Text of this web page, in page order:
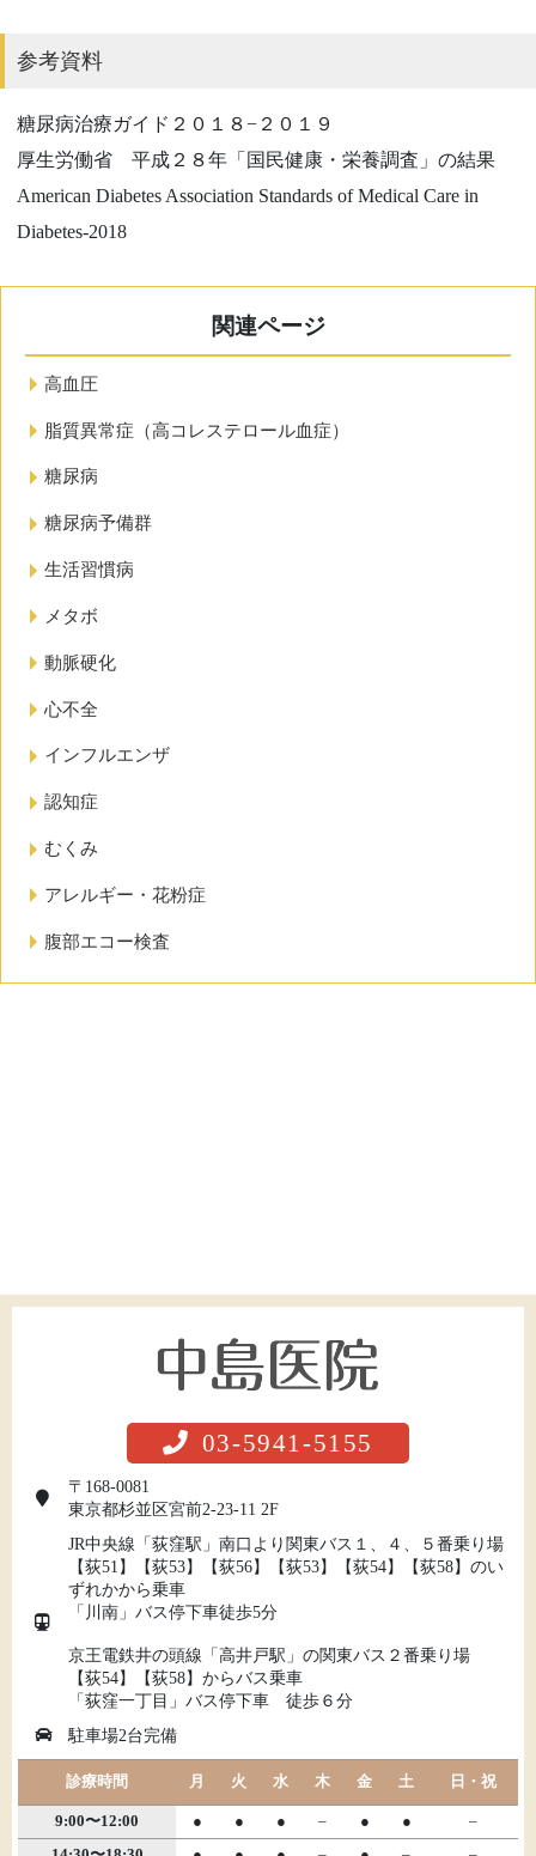
参考資料
糖尿病治療ガイド２０１８−２０１９
厚生労働省 平成２８年「国民健康・栄養調査」の結果
American Diabetes Association Standards of Medical Care in
Diabetes-2018
関連ページ
高血圧
脂質異常症（高コレステロール血症）
糖尿病
糖尿病予備群
生活習慣病
メタボ
動脈硬化
心不全
インフルエンザ
認知症
むくみ
アレルギー・花粉症
腹部エコー検査
03-5941-5155
〒168-0081
東京都杉並区宮前2-23-11 2F
JR中央線「荻窪駅」南口より関東バス１、４、５番乗り場
【荻51】【荻53】【荻56】【荻53】【荻54】【荻58】のい
ずれかから乗車
「川南」バス停下車徒歩5分
京王電鉄井の頭線「高井戸駅」の関東バス２番乗り場
【荻54】【荻58】からバス乗車
「荻窪一丁目」バス停下車 徒歩６分
駐車場2台完備
診療時間 月 火 水 木 金 土 日・祝
9:00〜12:00 ● ● ● – ● ●
–